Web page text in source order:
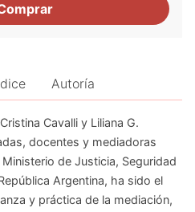
Autoría
Cavalli y Liliana G.
docentes y mediadoras
de Justicia, Seguridad
Argentina, ha sido el
y práctica de la mediación,